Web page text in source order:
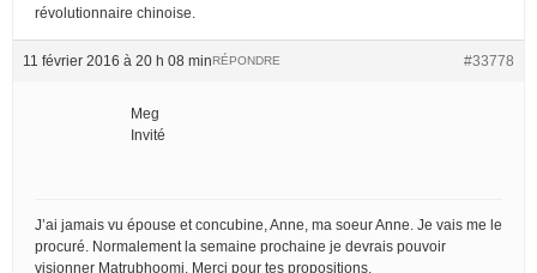
révolutionnaire chinoise.
11 février 2016 à 20 h 08 min #33778
RÉPONDRE
Meg
Invité
J’ai jamais vu épouse et concubine, Anne, ma soeur Anne. Je vais me le
procuré. Normalement la semaine prochaine je devrais pouvoir
visionner Matrubhoomi. Merci pour tes propositions.